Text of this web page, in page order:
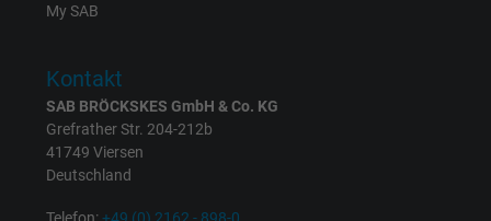
Anbieter Google LLC
Laufzeit
Cookie von Google für Website-Analysen.
My SAB
Kontakt
SAB BRÖCKSKES GmbH & Co. KG
Grefrather Str. 204-212b
41749 Viersen
Deutschland